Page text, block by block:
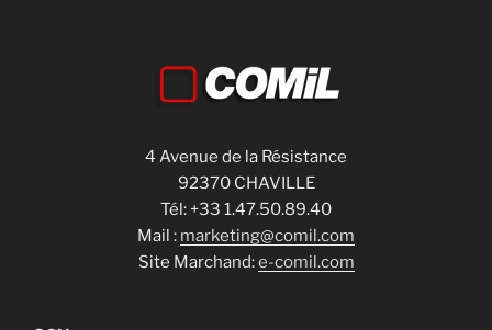
4 Avenue de la Résistance
92370 CHAVILLE
Tél: +33 1.47.50.89.40
Mail : marketing@comil.com
Site Marchand:e-comil.com